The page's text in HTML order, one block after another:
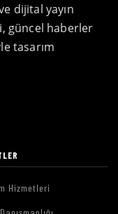
dijital yayın
güncel haberler
tasarım
Hizmetleri